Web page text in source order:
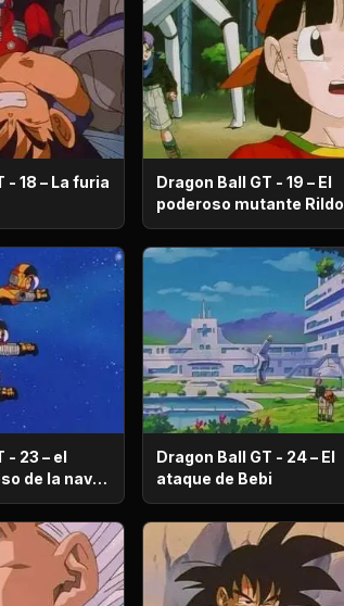
- 18 – La furia
Dragon Ball GT - 19 – El
poderoso mutante Rildo
- 23 – el
Dragon Ball GT - 24 – El
ataque de Bebi